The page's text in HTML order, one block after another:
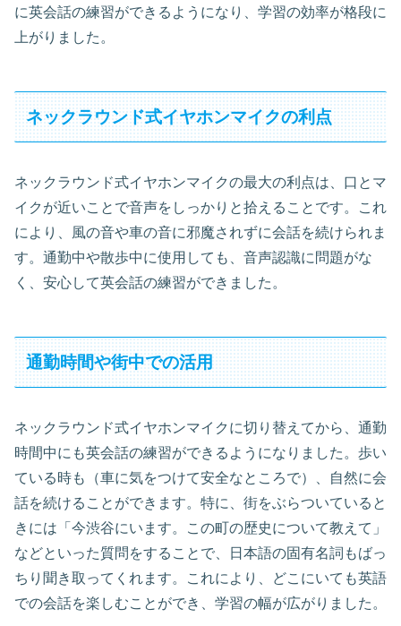
に英会話の練習ができるようになり、学習の効率が格段に
上がりました。
ネックラウンド式イヤホンマイクの利点
ネックラウンド式イヤホンマイクの最大の利点は、口とマ
イクが近いことで音声をしっかりと拾えることです。これ
により、風の音や車の音に邪魔されずに会話を続けられま
す。通勤中や散歩中に使用しても、音声認識に問題がな
く、安心して英会話の練習ができました。
通勤時間や街中での活用
ネックラウンド式イヤホンマイクに切り替えてから、通勤
時間中にも英会話の練習ができるようになりました。歩い
ている時も（車に気をつけて安全なところで）、自然に会
話を続けることができます。特に、街をぶらついていると
きには「今渋谷にいます。この町の歴史について教えて」
などといった質問をすることで、日本語の固有名詞もばっ
ちり聞き取ってくれます。これにより、どこにいても英語
での会話を楽しむことができ、学習の幅が広がりました。